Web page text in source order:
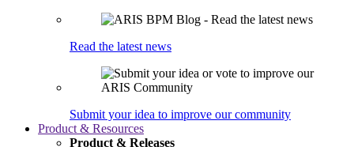
Read the latest news
Submit your idea to improve our community
Product & Resources
Product & Releases